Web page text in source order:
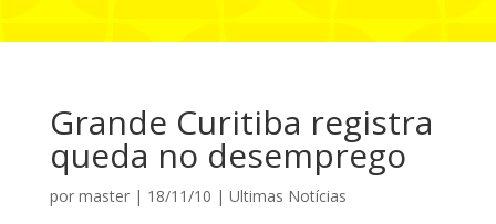
Grande Curitiba registra
queda no desemprego
por master| 18/11/10 | Ultimas Notícias